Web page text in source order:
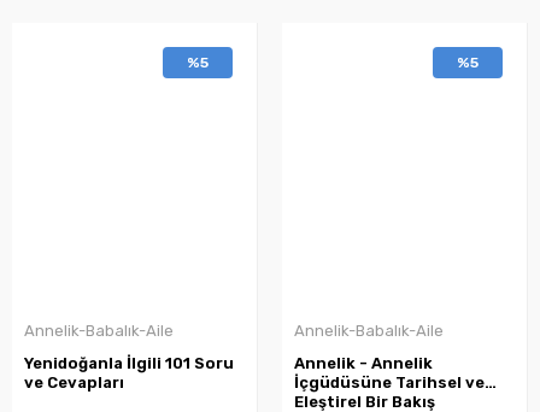
%5
Annelik-Babalık-Aile
Yenidoğanla İlgili 101 Soru
ve Cevapları
%5
Annelik-Babalık-Aile
Annelik - Annelik
İçgüdüsüne Tarihsel ve
Eleştirel Bir Bakış